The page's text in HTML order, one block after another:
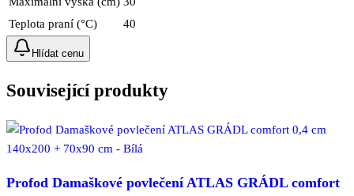
Teplota praní (°C)
40
Hlídat cenu
Související produkty
Profod Damaškové povlečení ATLAS GRÁDL comfort